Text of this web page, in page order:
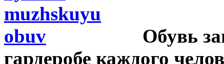
Обувь
гардеробе каждого